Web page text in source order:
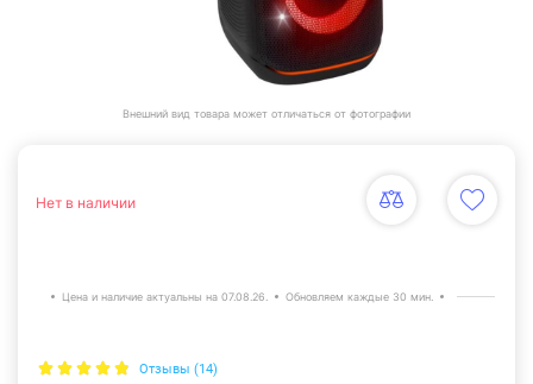
Внешний вид товара может отличаться от фотографии
Нет в наличии
Цена и наличие актуальны на 07.08.26. Обновляем каждые 30 мин.
Отзывы (14)